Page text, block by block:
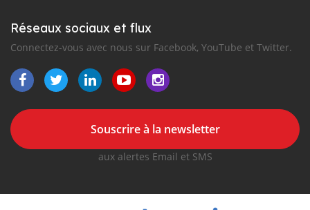
Réseaux sociaux et flux
Connectez-vous avec nous sur Facebook, YouTube et Twitter.
Souscrire à la newsletter
aux alertes Email et SMS